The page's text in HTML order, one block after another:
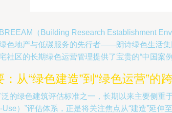
（Building Research Establishment
色地产与低碳服务的先行者——朗诗绿色生活
区的长期绿色运营管理提供了宝贵的“中国案例
从“绿色建造”到“绿色运营”的
的绿色建筑评估标准之一，长期以来主要侧
）”评估体系，正是将关注焦点从“建造”延